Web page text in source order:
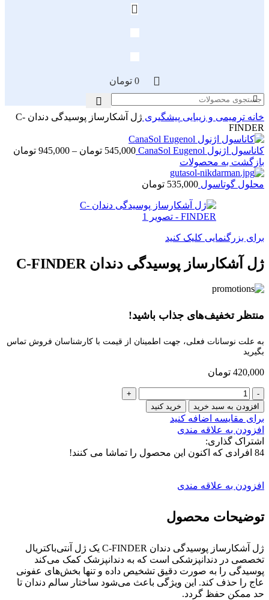
0 تومان
خانه ترمیمی و زیبایی پیشگیری
ژل آشکارساز پوسیدگی دندان C-
FINDER
کاناسول اژنول CanaSol Eugenol 545,000 تومان –
945,000 تومان
بازگشت به محصولات
محلول گوتاسول 535,000 تومان
برای بزرگنمایی کلیک کنید
ژل آشکارساز پوسیدگی دندان C-FINDER
منتظر تخفیف‌های جذاب باشید!
به علت نوسانات فعلی، جهت اطمینان از قیمت با کارشناسان فروش تماس
بگیرید
420,000 تومان
ژل
آشکارساز
پوسیدگی
دندان
C-
FINDER
عدد
افزودن به سبد خرید خرید کنید
برای مقایسه اضافه کنید
افزودن به علاقه مندی
اشتراک گذاری:
84 افرادی که اکنون این محصول را تماشا می کنند!
افزودن به علاقه مندی
توضیحات محصول
ژل آشکارساز پوسیدگی دندان C-FINDER یک ژل آنتی‌باکتریال
تخصصی در دندانپزشکی است که به دندانپزشک کمک می‌کند
پوسیدگی را به صورت دقیق تشخیص داده و تنها بخش‌های عفونی
عاج را حذف کند. این ویژگی باعث می‌شود ساختار سالم دندان تا
حد ممکن حفظ گردد.